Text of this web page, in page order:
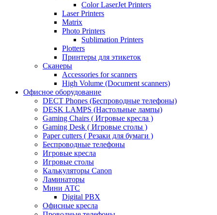
Color LaserJet Printers
Laser Printers
Matrix
Photo Printers
Sublimation Printers
Plotters
Принтеры для этикеток
Сканеры
Accessories for scanners
High Volume (Document scanners)
Офисное оборудование
DECT Phones (Беспроводные телефоны)
DESK LAMPS (Настольные лампы)
Gaming Chairs ( Игровые кресла )
Gaming Desk ( Игровые столы )
Paper cutters ( Резаки для бумаги )
Беспроводные телефоны
Игровые кресла
Игровые столы
Калькуляторы Canon
Ламинаторы
Мини АТС
Digital PBX
Офисные кресла